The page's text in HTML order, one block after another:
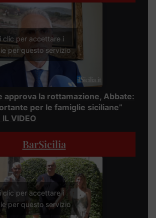
clic per accettare i
per questo servizio
approva la rottamazione, Abbate:
per le famiglie siciliane”
IL VIDEO
BarSicilia
clic per accettare i
per questo servizio